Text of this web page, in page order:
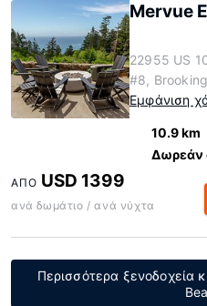
Mervue
22955 US
#8,
Εμφάνιση
10.9 km
Δωρεάν
ΑΠΌ USD 1399
ανά δωμάτιο / ανά νύχτα
Περισσότερα ξενοδοχεία